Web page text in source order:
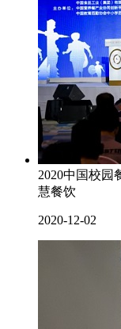
2020中国校园
慧餐饮
2020-12-02